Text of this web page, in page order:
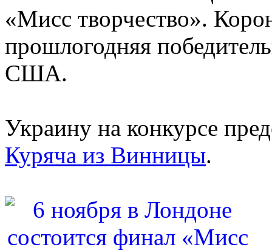
«Мисс творчество».
прошлогодняя
США.
Украину на конкурсе
Куряча из Винницы.